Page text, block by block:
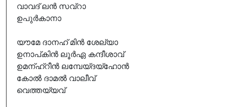
വാവദ് ലൻ സവ്റാ
ഉപുർകാനാ
യൗമേ ദാനഹ് മിൻ ശേല്യാ
ഉനാപ്കിൻ ലൂർഏ കന്ദീശാവ്
ഉമന്ഹ്റീൻ ലമ്പേയ്ദയ്ഹോൻ
കോൽ ദാമൽ വാലീവ്
വെത്തയ്യവ്